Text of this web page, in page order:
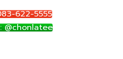
622-5555
@chonlatee